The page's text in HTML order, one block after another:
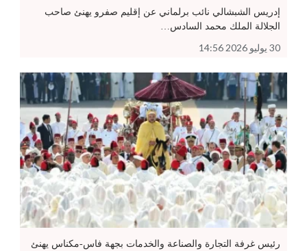
إدريس الشبشالي نائب برلماني عن إقليم صفرو يهنئ صاحب
الجلالة الملك محمد السادس…
30 يوليو 2026 14:56
رئيس غرفة التجارة والصناعة والخدمات بجهة فاس-مكناس يهنئ